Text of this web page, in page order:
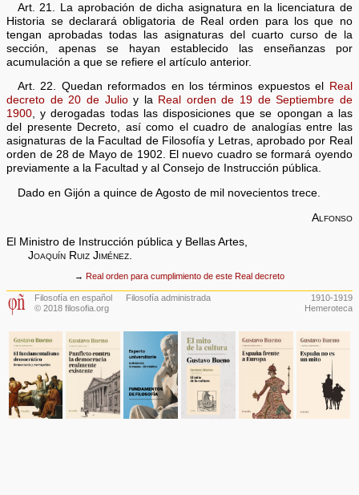
Art. 21. La aprobación de dicha asignatura en la licenciatura de
Historia se declarará obligatoria de Real orden para los que no
tengan aprobadas todas las asignaturas del cuarto curso de la
sección, apenas se hayan establecido las enseñanzas por
acumulación a que se refiere el artículo anterior.
Art. 22. Quedan reformados en los términos expuestos el
Real
decreto de 20 de Julioy la Real orden de 19 de Septiembre de
1900, y derogadas todas las disposiciones que se opongan a las
del presente Decreto, así como el cuadro de analogías entre las
asignaturas de la Facultad de Filosofía y Letras, aprobado por Real
orden de 28 de Mayo de 1902. El nuevo cuadro se formará oyendo
previamente a la Facultad y al Consejo de Instrucción pública.
Dado en Gijón a quince de Agosto de mil novecientos trece.
Alfonso
El Ministro de Instrucción pública y Bellas Artes,
Joaquín Ruiz Jiménez.
→ Real orden para cumplimiento de este Real decreto
Filosofía en español
© 2018 filosofia.org
Filosofía administrada
1910-1919
Hemeroteca